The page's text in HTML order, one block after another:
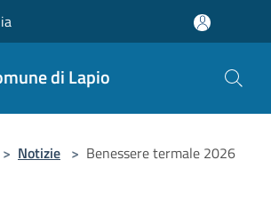
di Lapio
> Notizie > Benessere termale 2026